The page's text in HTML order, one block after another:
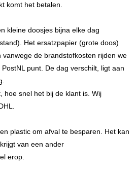
komt het betalen.
kleine doosjes bijna elke dag
Het ersatzpapier (grote doos)
de brandstofkosten rijden we
punt. De dag verschilt, ligt aan
hoe snel het bij de klant is. Wij
plastic om afval te besparen. Het kan
van een ander
erop.